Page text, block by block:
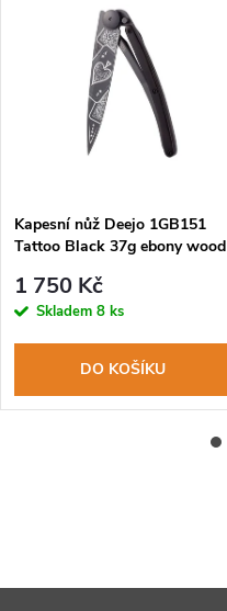
Kapesní nůž Deejo 1GB151
Tattoo Black 37g ebony wood
1 750 Kč
Skladem 8 ks
DO KOŠÍKU